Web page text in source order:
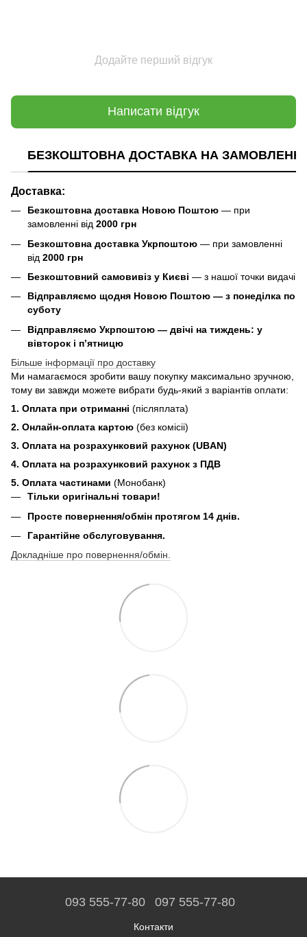
Додайте перший відгук
Написати відгук
БЕЗКОШТОВНА ДОСТАВКА НА ЗАМОВЛЕННЯ
Доставка:
Безкоштовна доставка Новою Поштою — при
замовленні від 2000 грн
Безкоштовна доставка Укрпоштою — при замовленні
від 2000 грн
Безкоштовний самовивіз у Києві — з нашої точки видачі
Відправляємо щодня Новою Поштою — з понеділка по
суботу
Відправляємо Укрпоштою — двічі на тиждень: у
вівторок і п’ятницю
Більше інформації про доставку
Ми намагаємося зробити вашу покупку максимально зручною,
тому ви завжди можете вибрати будь-який з варіантів оплати:
1. Оплата при отриманні (післяплата)
2. Онлайн-оплата картою (без комісіі)
3. Оплата на розрахунковий рахунок (UBAN)
4. Оплата на розрахунковий рахунок з ПДВ
5. Оплата частинами (Монобанк)
Тільки оригінальні товари!
Просте повернення/обмін протягом 14 днів.
Гарантійне обслуговування.
Докладніше про повернення/обмін.
093 555-77-80 097 555-77-80
Контакти